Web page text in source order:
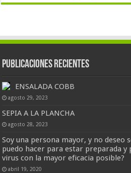
Publicaciones Recientes
ENSALADA COBB
agosto 29, 2023
SEPIA A LA PLANCHA
agosto 28, 2023
Soy una persona mayor, y no deseo
puedo hacer para estar preparada
virus con la mayor eficacia posible?
abril 19, 2020